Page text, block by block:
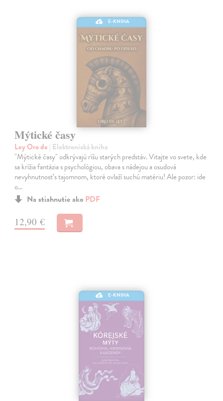
E-KNIHA
Mýtické časy
Ley Oro de | Elektronická kniha
"Mýtické časy" odkrývajú ríšu starých predstáv. Vitajte vo svete, kde
sa krížia fantázia s psychológiou, obava s nádejou a osudová
nevyhnutnosť s tajomnom, ktoré ovlaží suchú matériu! Ale pozor: ide
o…
Na stiahnutie ako PDF
12,90 €
E-KNIHA